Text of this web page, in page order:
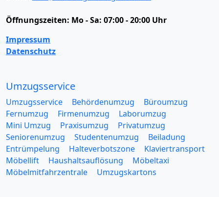
Öffnungszeiten: Mo - Sa: 07:00 - 20:00 Uhr
Impressum
Datenschutz
Umzugsservice
Umzugsservice Behördenumzug
Büroumzug
Fernumzug
Firmenumzug
Laborumzug
Mini Umzug
Praxisumzug
Privatumzug
Seniorenumzug
Studentenumzug
Beiladung
Entrümpelung
Halteverbotszone
Klaviertransport
Möbellift
Haushaltsauflösung
Möbeltaxi
Möbelmitfahrzentrale
Umzugskartons